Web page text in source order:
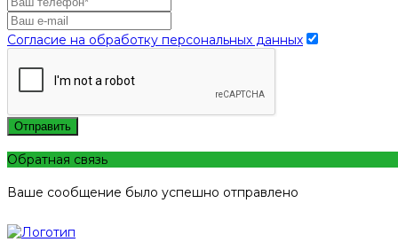
Согласие на обработку персональных данных
Отправить
Обратная связь
Ваше сообщение было успешно отправлено